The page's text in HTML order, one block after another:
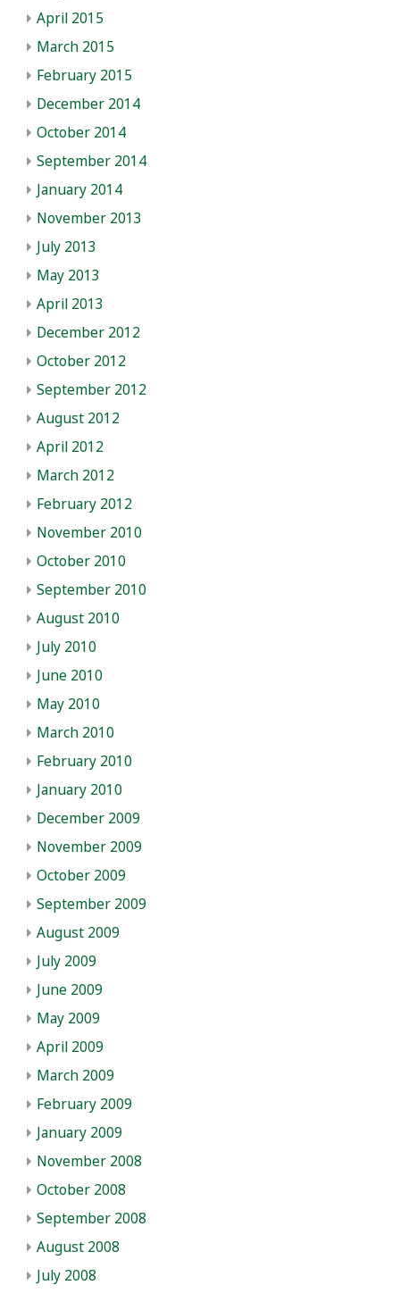
April 2015
March 2015
February 2015
December 2014
October 2014
September 2014
January 2014
November 2013
July 2013
May 2013
April 2013
December 2012
October 2012
September 2012
August 2012
April 2012
March 2012
February 2012
November 2010
October 2010
September 2010
August 2010
July 2010
June 2010
May 2010
March 2010
February 2010
January 2010
December 2009
November 2009
October 2009
September 2009
August 2009
July 2009
June 2009
May 2009
April 2009
March 2009
February 2009
January 2009
November 2008
October 2008
September 2008
August 2008
July 2008